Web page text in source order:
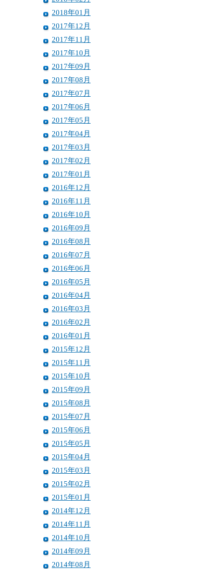
2018年01月
2017年12月
2017年11月
2017年10月
2017年09月
2017年08月
2017年07月
2017年06月
2017年05月
2017年04月
2017年03月
2017年02月
2017年01月
2016年12月
2016年11月
2016年10月
2016年09月
2016年08月
2016年07月
2016年06月
2016年05月
2016年04月
2016年03月
2016年02月
2016年01月
2015年12月
2015年11月
2015年10月
2015年09月
2015年08月
2015年07月
2015年06月
2015年05月
2015年04月
2015年03月
2015年02月
2015年01月
2014年12月
2014年11月
2014年10月
2014年09月
2014年08月